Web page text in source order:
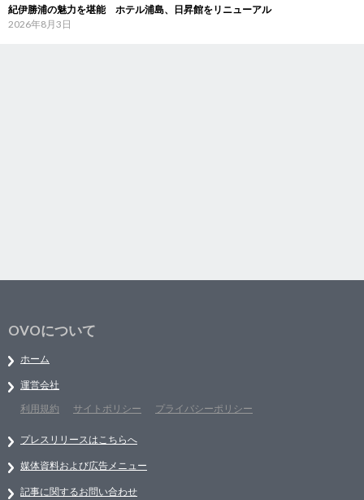
紀伊勝浦の魅力を堪能 ホテル浦島、日昇館をリニューアル
2026年8月3日
OVOについて
ホーム
運営会社
利用規約
サイトポリシー プライバシーポリシー
プレスリリースはこちらへ
媒体資料および広告メニュー
記事に関するお問い合わせ